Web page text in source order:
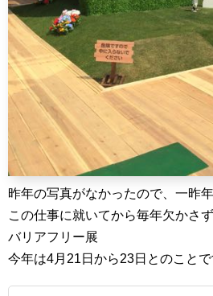
昨年の写真がなかったので、一昨年
この仕事に就いてから毎年欠かさ
バリアフリー展
今年は4月21日から23日とのことで